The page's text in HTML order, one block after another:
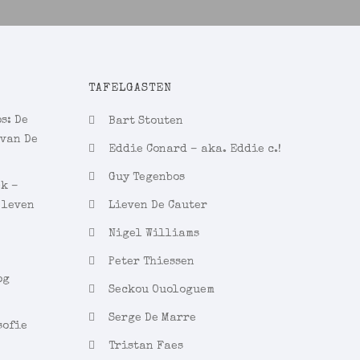
De
De
–
TAFELGASTEN
Bart Stouten
Eddie Conard – aka. Eddie c.!
Guy Tegenbos
Lieven De Cauter
Nigel Williams
Peter Thiessen
Seckou Ouologuem
Serge De Marre
Tristan Faes